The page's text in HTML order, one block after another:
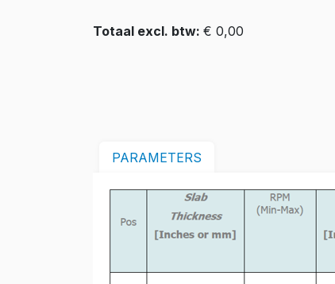
Totaal excl. btw: € 0,00
PARAMETERS